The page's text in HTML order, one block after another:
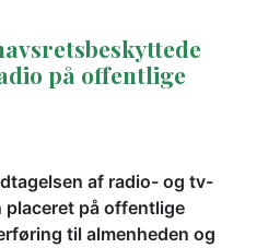
på offentlige
af radio- og tv-
placeret på offentlige
til almenheden og